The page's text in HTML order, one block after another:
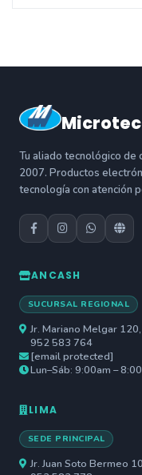
Microtec
Tu aliado tecnológico de
2007. Productos
tecnología con atención
ANCASH
SUCURSAL REGIONAL
Jr. Mariano Melgar
952 583 764
[email protected]
Lun–Sáb: 9:00am –
LIMA
SEDE PRINCIPAL
Jr. Juan Soto Bermeo